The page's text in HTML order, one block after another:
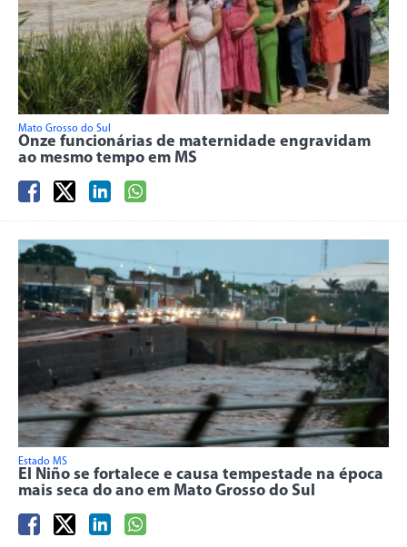
Mato Grosso do Sul
Onze funcionárias de maternidade engravidam
ao mesmo tempo em MS
Estado MS
El Niño se fortalece e causa tempestade na época
mais seca do ano em Mato Grosso do Sul